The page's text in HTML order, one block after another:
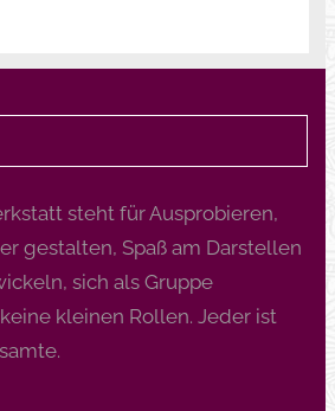
steht für Ausprobieren,
gestalten, Spaß am Darstellen
sich als Gruppe
kleinen Rollen. Jeder ist